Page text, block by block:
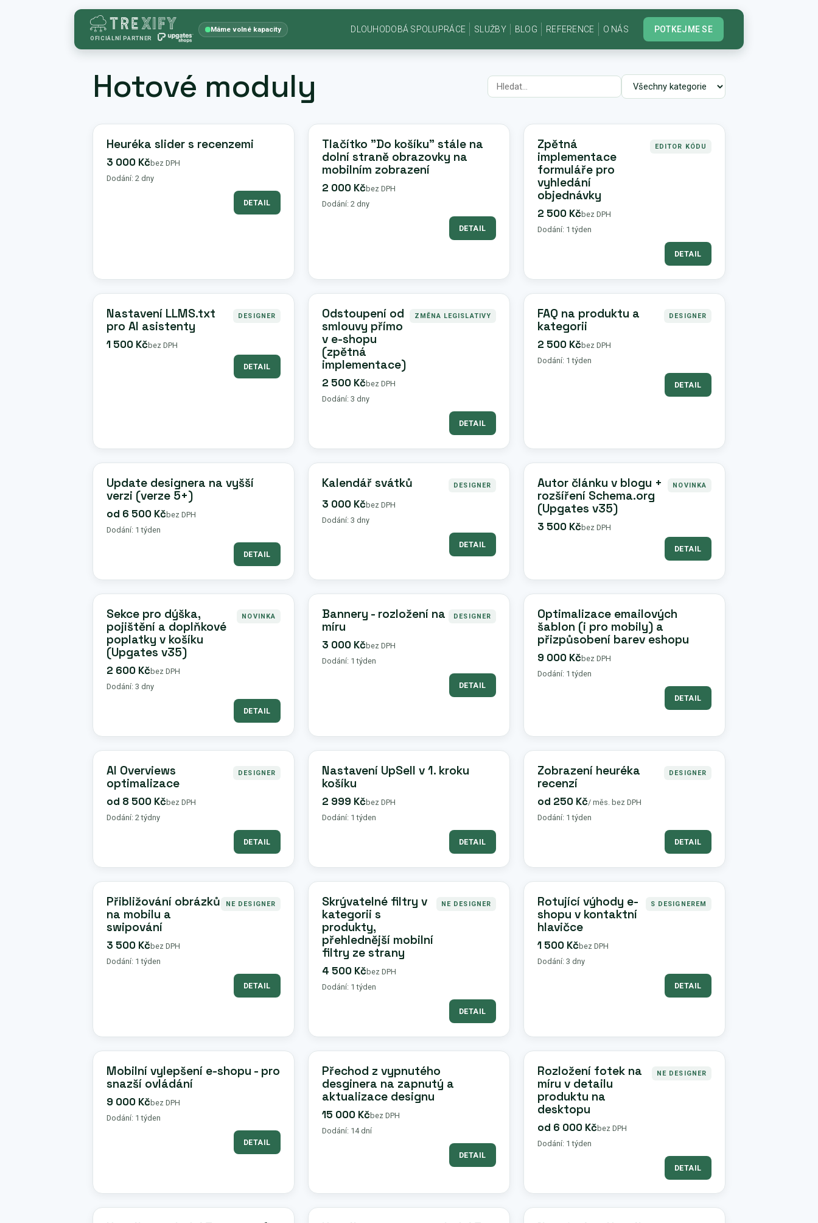
OFICIÁLNÍ PARTNER
Máme volné kapacity DLOUHODOBÁ SPOLUPRÁCE SLUŽBY BLOG REFERENCE O NÁS POTKEJME SE
Hotové moduly
Heuréka slider s recenzemi
3 000 Kčbez DPH
Dodání: 2 dny
DETAIL
Tlačítko "Do košíku" stále na
dolní straně obrazovky na
mobilním zobrazení
2 000 Kčbez DPH
Dodání: 2 dny
DETAIL
Zpětná
implementace
formuláře pro
vyhledání
objednávky
EDITOR KÓDU
2 500 Kčbez DPH
Dodání: 1 týden
DETAIL
Nastavení LLMS.txt
pro AI asistenty
DESIGNER
1 500 Kčbez DPH
DETAIL
Odstoupení od
smlouvy přímo
v e-shopu
(zpětná
implementace)
ZMĚNA LEGISLATIVY
2 500 Kčbez DPH
Dodání: 3 dny
DETAIL
FAQ na produktu a
kategorii
DESIGNER
2 500 Kčbez DPH
Dodání: 1 týden
DETAIL
Update designera na vyšší
verzi (verze 5+)
od 6 500 Kčbez DPH
Dodání: 1 týden
DETAIL
Kalendář svátků DESIGNER
3 000 Kčbez DPH
Dodání: 3 dny
DETAIL
Autor článku v blogu +
rozšíření Schema.org
(Upgates v35)
NOVINKA
3 500 Kčbez DPH
DETAIL
Sekce pro dýška,
pojištění a doplňkové
poplatky v košíku
(Upgates v35)
NOVINKA
2 600 Kčbez DPH
Dodání: 3 dny
DETAIL
Bannery - rozložení na
míru
DESIGNER
3 000 Kčbez DPH
Dodání: 1 týden
DETAIL
Optimalizace emailových
šablon (i pro mobily) a
přizpůsobení barev eshopu
9 000 Kčbez DPH
Dodání: 1 týden
DETAIL
AI Overviews
optimalizace
DESIGNER
od 8 500 Kčbez DPH
Dodání: 2 týdny
DETAIL
Nastavení UpSell v 1. kroku
košíku
2 999 Kčbez DPH
Dodání: 1 týden
DETAIL
Zobrazení heuréka
recenzí
DESIGNER
od 250 Kč/ měs. bez DPH
Dodání: 1 týden
DETAIL
Přibližování obrázků
na mobilu a
swipování
NE DESIGNER
3 500 Kčbez DPH
Dodání: 1 týden
DETAIL
Skrývatelné filtry v
kategorii s
produkty,
přehlednější mobilní
filtry ze strany
NE DESIGNER
4 500 Kčbez DPH
Dodání: 1 týden
DETAIL
Rotující výhody e-
shopu v kontaktní
hlavičce
S DESIGNEREM
1 500 Kčbez DPH
Dodání: 3 dny
DETAIL
Mobilní vylepšení e-shopu - pro
snazší ovládání
9 000 Kčbez DPH
Dodání: 1 týden
DETAIL
Přechod z vypnutého
desginera na zapnutý a
aktualizace designu
15 000 Kčbez DPH
Dodání: 14 dní
DETAIL
Rozložení fotek na
míru v detailu
produktu na
desktopu
NE DESIGNER
od 6 000 Kčbez DPH
Dodání: 1 týden
DETAIL